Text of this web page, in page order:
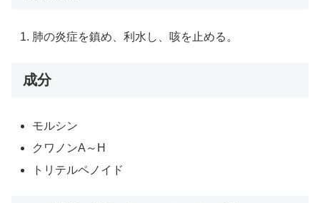
肺の炎症を鎮め、利水し、咳を止める。
成分
モルシン
クワノンA～H
トリテルペノイド